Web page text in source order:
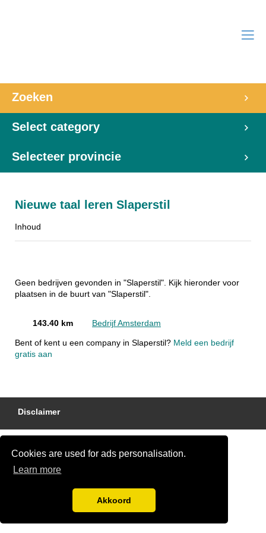
Cookies are used for ads personalisation.
Learn more
Akkoord
Zoeken
Select category
Selecteer provincie
Nieuwe taal leren Slaperstil
Inhoud
Geen bedrijven gevonden in "Slaperstil". Kijk hieronder voor
plaatsen in de buurt van "Slaperstil".
143.40 km Bedrijf Amsterdam
Bent of kent u een company in Slaperstil? Meld een bedrijf
gratis aan
Disclaimer